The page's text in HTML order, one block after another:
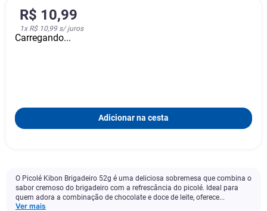
R$ 10,99
1x R$ 10,99s/ juros
Carregando...
Adicionar na cesta
O Picolé Kibon Brigadeiro 52g é uma deliciosa sobremesa que combina o
sabor cremoso do brigadeiro com a refrescância do picolé. Ideal para
quem adora a combinação de chocolate e doce de leite, oferece...
Ver mais